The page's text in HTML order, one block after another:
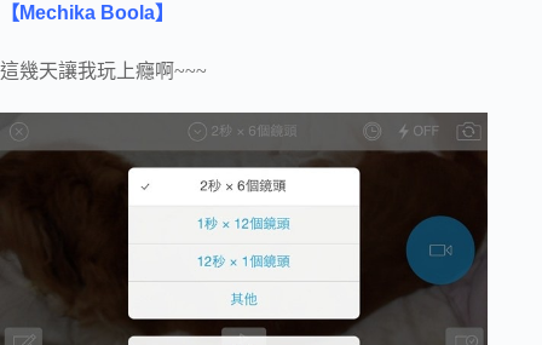
【Mechika Boola】
這幾天讓我玩上癮啊~~~